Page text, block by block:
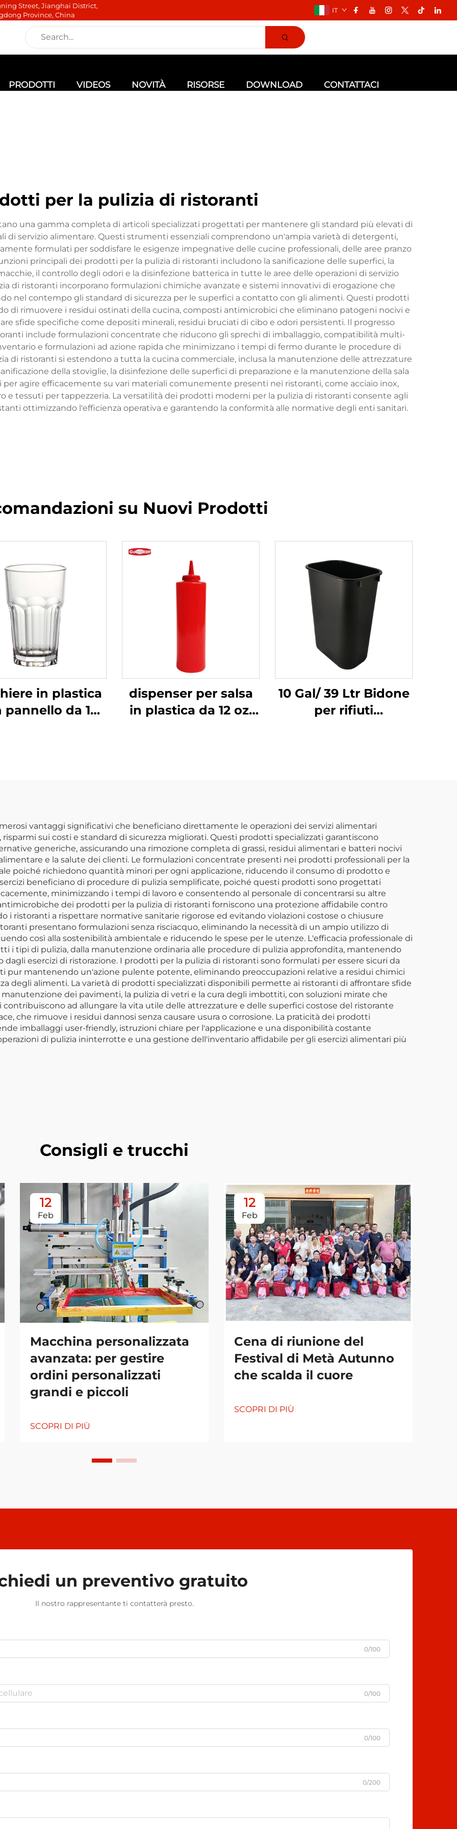
Street, Jianghai District,
Province, China
IT
PRODOTTI VIDEOS NOVITÀ RISORSE DOWNLOAD CONTATTACI
per la pulizia di ristoranti
una gamma completa di articoli specializzati progettati per mantenere gli standard più elevati di
di servizio alimentare. Questi strumenti essenziali comprendono un'ampia varietà di detergenti,
formulati per soddisfare le esigenze impegnative delle cucine professionali, delle aree pranzo
principali dei prodotti per la pulizia di ristoranti includono la sanificazione delle superfici, la
il controllo degli odori e la disinfezione batterica in tutte le aree delle operazioni di servizio
di ristoranti incorporano formulazioni chimiche avanzate e sistemi innovativi di erogazione che
nel contempo gli standard di sicurezza per le superfici a contatto con gli alimenti. Questi prodotti
di rimuovere i residui ostinati della cucina, composti antimicrobici che eliminano patogeni nocivi e
sfide specifiche come depositi minerali, residui bruciati di cibo e odori persistenti. Il progresso
include formulazioni concentrate che riducono gli sprechi di imballaggio, compatibilità multi-
e formulazioni ad azione rapida che minimizzano i tempi di fermo durante le procedure di
di ristoranti si estendono a tutta la cucina commerciale, inclusa la manutenzione delle attrezzature
della stoviglie, la disinfezione delle superfici di preparazione e la manutenzione della sala
agire efficacemente su vari materiali comunemente presenti nei ristoranti, come acciaio inox,
e tessuti per tappezzeria. La versatilità dei prodotti moderni per la pulizia di ristoranti consente agli
ottimizzando l'efficienza operativa e garantendo la conformità alle normative degli enti sanitari.
su Nuovi Prodotti
in plastica
pannello da 12
dispenser per salsa
in plastica da 12 oz.
10 Gal/ 39 Ltr Bidone
per rifiuti
vantaggi significativi che beneficiano direttamente le operazioni dei servizi alimentari
sui costi e standard di sicurezza migliorati. Questi prodotti specializzati garantiscono
generiche, assicurando una rimozione completa di grassi, residui alimentari e batteri nocivi
e la salute dei clienti. Le formulazioni concentrate presenti nei prodotti professionali per la
poiché richiedono quantità minori per ogni applicazione, riducendo il consumo di prodotto e
beneficiano di procedure di pulizia semplificate, poiché questi prodotti sono progettati
minimizzando i tempi di lavoro e consentendo al personale di concentrarsi su altre
dei prodotti per la pulizia di ristoranti forniscono una protezione affidabile contro
i ristoranti a rispettare normative sanitarie rigorose ed evitando violazioni costose o chiusure
presentano formulazioni senza risciacquo, eliminando la necessità di un ampio utilizzo di
così alla sostenibilità ambientale e riducendo le spese per le utenze. L'efficacia professionale di
i tipi di pulizia, dalla manutenzione ordinaria alle procedure di pulizia approfondita, mantenendo
esercizi di ristorazione. I prodotti per la pulizia di ristoranti sono formulati per essere sicuri da
pur mantenendo un'azione pulente potente, eliminando preoccupazioni relative a residui chimici
degli alimenti. La varietà di prodotti specializzati disponibili permette ai ristoranti di affrontare sfide
dei pavimenti, la pulizia di vetri e la cura degli imbottiti, con soluzioni mirate che
ad allungare la vita utile delle attrezzature e delle superfici costose del ristorante
che rimuove i residui dannosi senza causare usura o corrosione. La praticità dei prodotti
imballaggi user-friendly, istruzioni chiare per l'applicazione e una disponibilità costante
di pulizia ininterrotte e una gestione dell'inventario affidabile per gli esercizi alimentari più
Consigli e trucchi
12
Feb
Macchina personalizzata
avanzata: per gestire
ordini personalizzati
grandi e piccoli
SCOPRI DI PIÙ
12
Feb
Cena di riunione del
Festival di Metà Autunno
che scalda il cuore
SCOPRI DI PIÙ
un preventivo gratuito
Il nostro rappresentante ti contatterà presto.
0/100
0/100
0/100
0/200